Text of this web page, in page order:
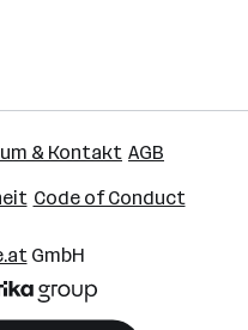
& Kontakt AGB
Code of Conduct
GmbH